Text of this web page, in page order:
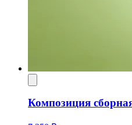
Композиция